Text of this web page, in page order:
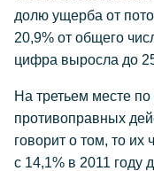
долю ущерба от
20,9% от общего
цифра выросла до
На третьем месте
противоправных
говорит о том, то их
с 14,1% в 2011 году